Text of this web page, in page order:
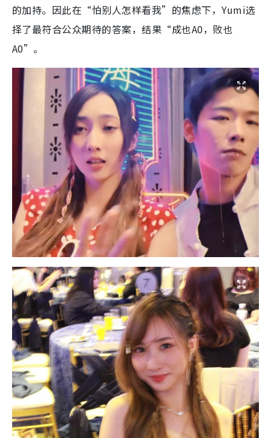
的加持。因此在“怕别人怎样看我”的焦虑下，Yumi选
择了最符合公众期待的答案，结果“成也A0，败也
A0”。